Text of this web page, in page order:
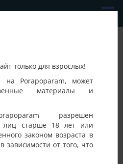
только для взрослых!
на Porapoparam, может
материалы и
разрешен
лиц старше 18 лет или
законом возраста в
от того, что
01:17
Киев